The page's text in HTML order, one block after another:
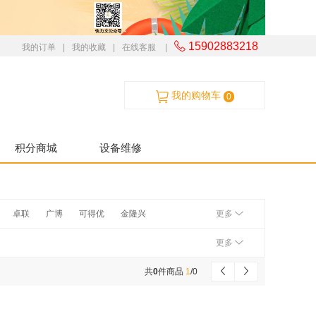
我的订单 我的收藏 在线客服 15902883218
我的购物车 0
积分商城 设备维修
卓联 广博 可得优 金隆兴 更多
更多
共0件商品 1/0